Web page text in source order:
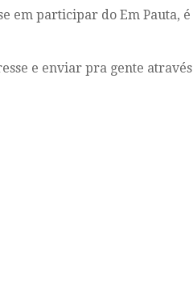
em participar do Em Pauta, é
e enviar pra gente através